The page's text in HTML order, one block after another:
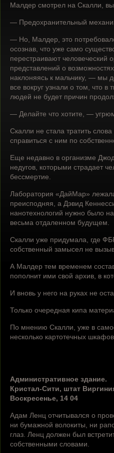
Малдер смотрел на Скалли,
— Предохранительный
— Но, Малдер, это
осознав, что уже само
перестраивают человеческий
представлений о
наклоняясь к мальчику, — мы
все вокруг узнали о том, что
людей не будет причин
— Делайте что хотите, —
Скалли не стала тратить
справиться с ним по
Еще недавно в организме
недугов, которыми страдает
бессмертие.
Лаборатория «ДайМар»
преисподняя, а Дэвид
нанотехнологий нужно было
весьма отдаленном будущем.
Скалли уже придумала, где
собственный замысел не
А Малдер тем временем
пополнит ими свой архив, в
И вновь у него на руках не
Только очередная кипа
По мнению Скалли, уже в
несколько картотечных
Административное здание.
Кристал-Сити, штат
Воскресенье, 14 04
Адам Ленц отчитывался о
ни бумажной волокиты, ни
глаз. Ленц должен был
собственными словами.